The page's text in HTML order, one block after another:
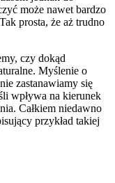
może nawet bardzo
prosta, że aż trudno
czy dokąd
Myślenie o
zastanawiamy się
wpływa na kierunek
Całkiem niedawno
przykład takiej